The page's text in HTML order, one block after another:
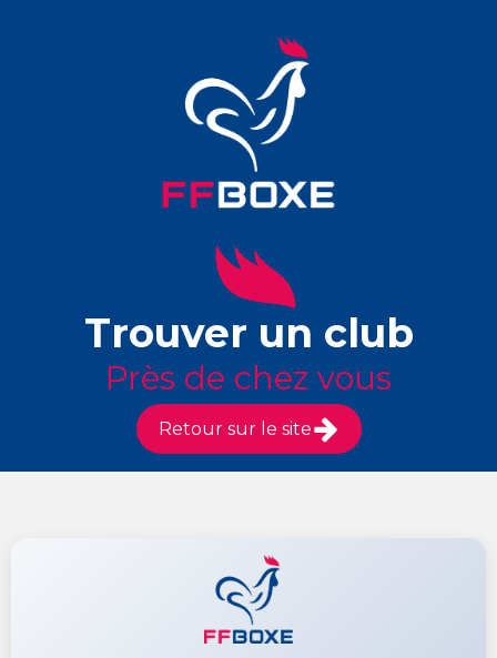
Trouver un club
Près de chez vous
Retour sur le site